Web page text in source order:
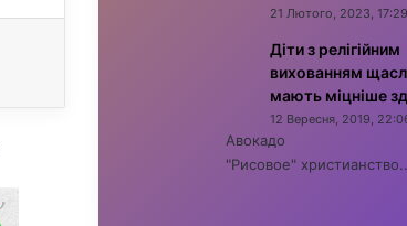
21 Лютого, 2023, 17:29
Діти з релігійним
вихованням
мають міцніше
12 Вересня, 2019,
Авокадо
"Рисовое"